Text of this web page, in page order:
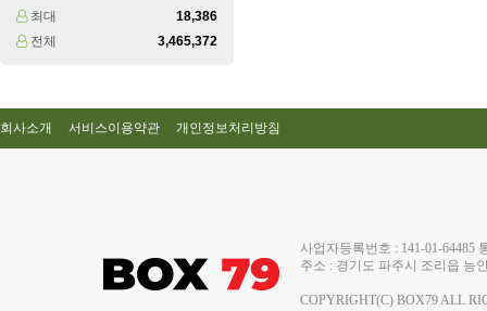
최대
18,386
전체
3,465,372
회사소개 서비스이용약관 개인정보처리방침
사업자등록번호 : 141-01-
주소 : 경기도 파주시 조리읍 능
COPYRIGHT(C) BOX79 ALL